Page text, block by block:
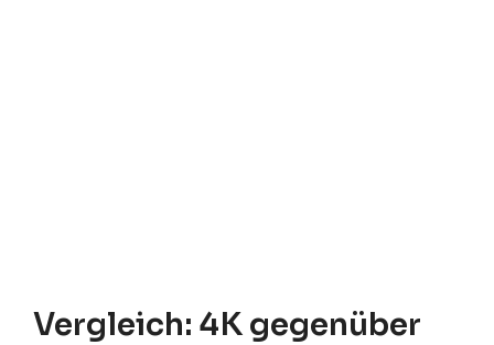
Vergleich: 4K gegenüber